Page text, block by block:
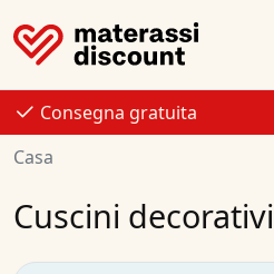
Consegna gratuita
Casa
Cuscini decorativi